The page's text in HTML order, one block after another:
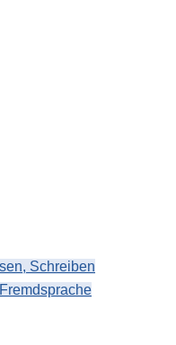
Schreiben